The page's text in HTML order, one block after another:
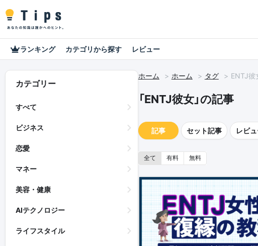
ランキング カテゴリから探す レビュー
カテゴリー
すべて
ビジネス
恋愛
マネー
美容・健康
AIテクノロジー
ライフスタイル
ホーム ホーム タグ ENTJ彼
「ENTJ彼女」の記事
記事 セット記事 レビ
全て 有料 無料